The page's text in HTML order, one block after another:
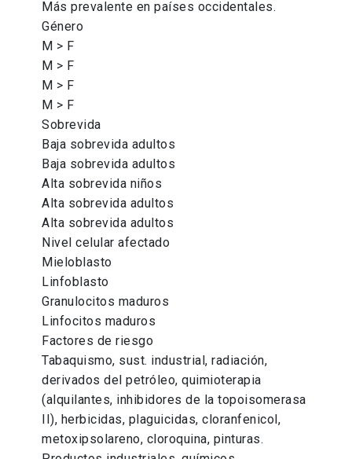
Más prevalente en países occidentales.
Género
M > F
M > F
M > F
M > F
Sobrevida
Baja sobrevida adultos
Baja sobrevida adultos
Alta sobrevida niños
Alta sobrevida adultos
Alta sobrevida adultos
Nivel celular afectado
Mieloblasto
Linfoblasto
Granulocitos maduros
Linfocitos maduros
Factores de riesgo
Tabaquismo, sust. industrial, radiación,
derivados del petróleo, quimioterapia
(alquilantes, inhibidores de la topoisomerasa
II), herbicidas, plaguicidas, cloranfenicol,
metoxipsolareno, cloroquina, pinturas.